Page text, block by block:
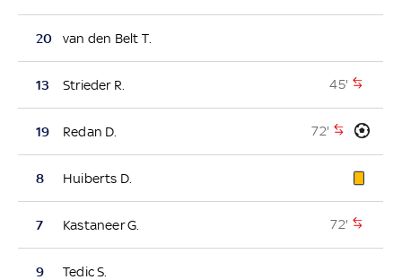
20 van den Belt T.
13 Strieder R. 45'
19 Redan D. 72'
8 Huiberts D.
7 Kastaneer G. 72'
9 Tedic S.